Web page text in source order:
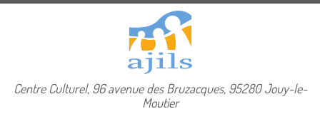
SkipCentre Culturel, 96 avenue des Bruzacques, 95280 Jouy-le-
Moutier
vie associative